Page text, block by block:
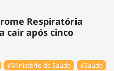
Respiratória
cair após cinco
#Ministério da Saúde
#Saúde